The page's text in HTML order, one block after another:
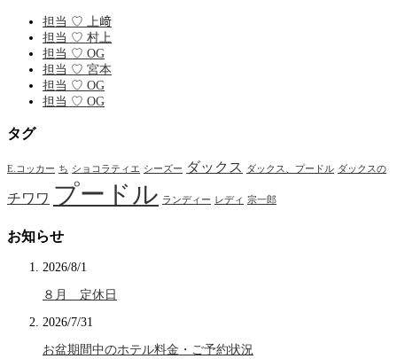
担当 ♡ 上﨑
担当 ♡ 村上
担当 ♡ OG
担当 ♡ 宮本
担当 ♡ OG
担当 ♡ OG
タグ
E.コッカー ち ショコラティエ シーズー ダックス ダックス、プードル ダックスの
チワワ プードル ランディー レディ 宗一郎
お知らせ
2026/8/1
８月 定休日
2026/7/31
お盆期間中のホテル料金・ご予約状況